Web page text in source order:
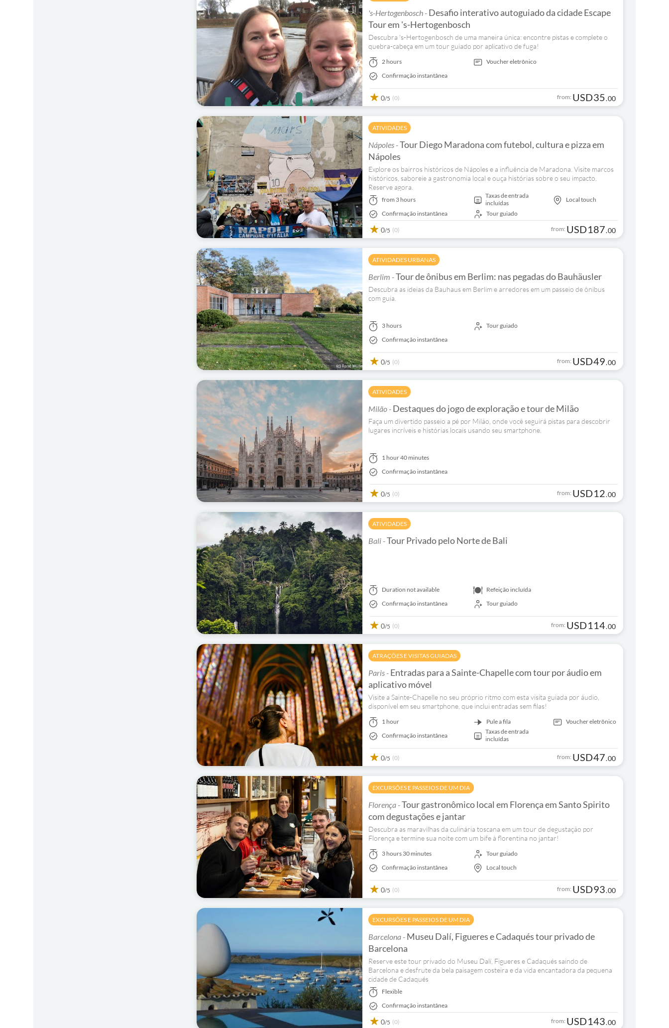
's-Hertogenbosch -Desafio interativo autoguiado da cidade Escape
Tour em 's-Hertogenbosch
Descubra 's-Hertogenbosch de uma maneira única: encontre pistas e complete o
quebra-cabeça em um tour guiado por aplicativo de fuga!
2 hours
Confirmação instantânea
Voucher eletrônico
0/5 (0) from: USD35.00
ATIVIDADES
Nápoles -Tour Diego Maradona com futebol, cultura e pizza em
Nápoles
Explore os bairros históricos de Nápoles e a influência de Maradona. Visite marcos
históricos, saboreie a gastronomia local e ouça histórias sobre o seu impacto.
Reserve agora.
from 3 hours
Confirmação instantânea
Taxas de entrada
incluídas
Tour guiado
Local touch
0/5 (0) from: USD187.00
ATIVIDADES URBANAS
Berlim -Tour de ônibus em Berlim: nas pegadas do Bauhäusler
Descubra as ideias da Bauhaus em Berlim e arredores em um passeio de ônibus
com guia.
3 hours
Confirmação instantânea
Tour guiado
0/5 (0) from: USD49.00
ATIVIDADES
Milão -Destaques do jogo de exploração e tour de Milão
Faça um divertido passeio a pé por Milão, onde você seguirá pistas para descobrir
lugares incríveis e histórias locais usando seu smartphone.
1 hour 40 minutes
Confirmação instantânea
0/5 (0) from: USD12.00
ATIVIDADES
Bali -Tour Privado pelo Norte de Bali
Duration not available
Confirmação instantânea
Refeição incluída
Tour guiado
0/5 (0) from: USD114.00
ATRAÇÕES E VISITAS GUIADAS
Paris -Entradas para a Sainte-Chapelle com tour por áudio em
aplicativo móvel
Visite a Sainte-Chapelle no seu próprio ritmo com esta visita guiada por áudio,
disponível em seu smartphone, que inclui entradas sem filas!
1 hour
Confirmação instantânea
Pule a fila
Taxas de entrada
incluídas
Voucher eletrônico
0/5 (0) from: USD47.00
EXCURSÕES E PASSEIOS DE UM DIA
Florença -Tour gastronômico local em Florença em Santo Spirito
com degustações e jantar
Descubra as maravilhas da culinária toscana em um tour de degustação por
Florença e termine sua noite com um bife à florentina no jantar!
3 hours 30 minutes
Confirmação instantânea
Tour guiado
Local touch
0/5 (0) from: USD93.00
EXCURSÕES E PASSEIOS DE UM DIA
Barcelona -Museu Dalí, Figueres e Cadaqués tour privado de
Barcelona
Reserve este tour privado do Museu Dalí, Figueres e Cadaqués saindo de
Barcelona e desfrute da bela paisagem costeira e da vida encantadora da pequena
cidade de Cadaqués
Flexible
Confirmação instantânea
0/5 (0) from: USD143.00